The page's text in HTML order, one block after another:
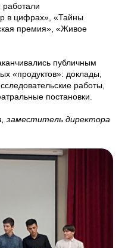
работали
в цифрах», «Тайны
премия», «Живое
публичным
«продуктов»: доклады,
работы,
постановки.
заместитель директора